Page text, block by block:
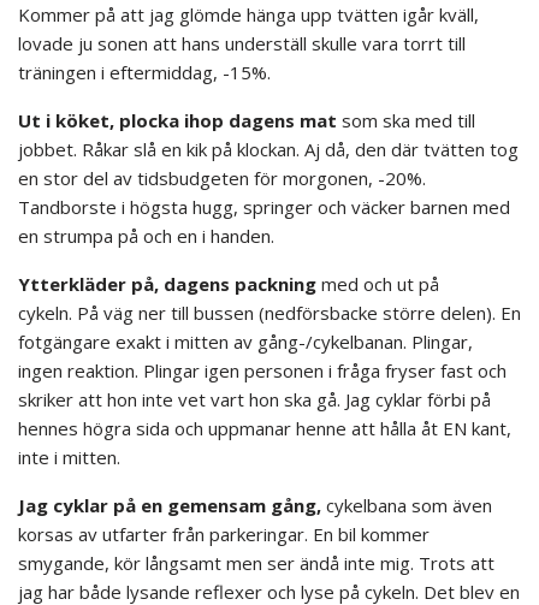
Kommer på att jag glömde hänga upp tvätten igår kväll,
lovade ju sonen att hans underställ skulle vara torrt till
träningen i eftermiddag, -15%.
Ut i köket, plocka ihop dagens mat som ska med till
jobbet. Råkar slå en kik på klockan. Aj då, den där tvätten tog
en stor del av tidsbudgeten för morgonen, -20%.
Tandborste i högsta hugg, springer och väcker barnen med
en strumpa på och en i handen.
Ytterkläder på, dagens packning med och ut på
cykeln. På väg ner till bussen (nedförsbacke större delen). En
fotgängare exakt i mitten av gång-/cykelbanan. Plingar,
ingen reaktion. Plingar igen personen i fråga fryser fast och
skriker att hon inte vet vart hon ska gå. Jag cyklar förbi på
hennes högra sida och uppmanar henne att hålla åt EN kant,
inte i mitten.
Jag cyklar på en gemensam gång, cykelbana som även
korsas av utfarter från parkeringar. En bil kommer
smygande, kör långsamt men ser ändå inte mig. Trots att
jag har både lysande reflexer och lyse på cykeln. Det blev en